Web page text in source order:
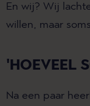
En wij? Wij
willen, maar
'HOEVEEL
Na een paar